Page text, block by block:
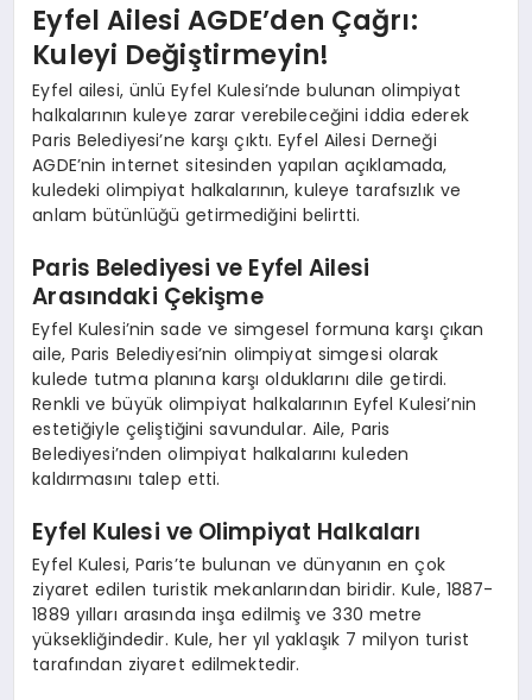
MAGAZIN
YAŞAM
DÜNYA
SAĞLIK
EĞITIM
Eyfel Ailesi AGDE’den Çağrı:
Kuleyi Değiştirmeyin!
Eyfel ailesi, ünlü Eyfel Kulesi’nde bulunan olimpiyat
halkalarının kuleye zarar verebileceğini iddia ederek
Paris Belediyesi’ne karşı çıktı. Eyfel Ailesi Derneği
AGDE’nin internet sitesinden yapılan açıklamada,
kuledeki olimpiyat halkalarının, kuleye tarafsızlık ve
anlam bütünlüğü getirmediğini belirtti.
Paris Belediyesi ve Eyfel Ailesi
Arasındaki Çekişme
Eyfel Kulesi’nin sade ve simgesel formuna karşı çıkan
aile, Paris Belediyesi’nin olimpiyat simgesi olarak
kulede tutma planına karşı olduklarını dile getirdi.
Renkli ve büyük olimpiyat halkalarının Eyfel Kulesi’nin
estetiğiyle çeliştiğini savundular. Aile, Paris
Belediyesi’nden olimpiyat halkalarını kuleden
kaldırmasını talep etti.
Eyfel Kulesi ve Olimpiyat Halkaları
Eyfel Kulesi, Paris’te bulunan ve dünyanın en çok
ziyaret edilen turistik mekanlarından biridir. Kule, 1887-
1889 yılları arasında inşa edilmiş ve 330 metre
yüksekliğindedir. Kule, her yıl yaklaşık 7 milyon turist
tarafından ziyaret edilmektedir.